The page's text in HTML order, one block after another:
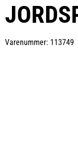
Varenummer: 113749